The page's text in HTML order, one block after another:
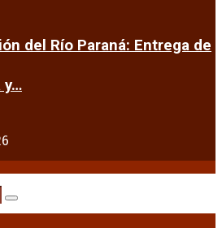
del Río Paraná: Entrega de
y…
Search